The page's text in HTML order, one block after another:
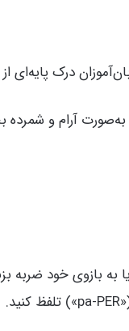
درک پایه‌ای
آرام و شمرده